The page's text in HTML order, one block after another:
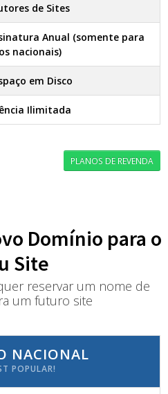
de Sites
Anual (somente para
nacionais)
em Disco
Ilimitada
PLANOS DE REVENDA
Domínio para o
Site
reservar um nome de
um futuro site
NACIONAL
POPULAR!